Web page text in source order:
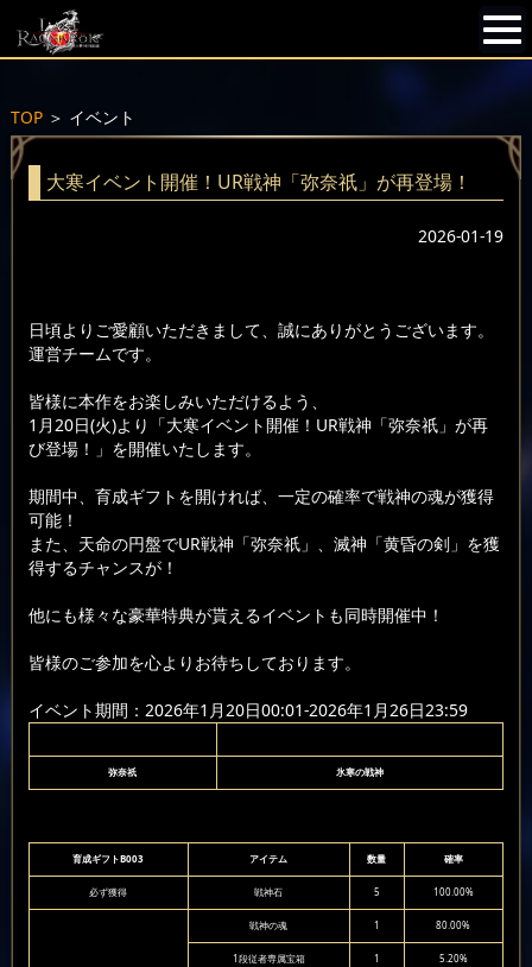
TOP＞ イベント
大寒イベント開催！UR戦神「弥奈祇」が再登場！
2026-01-19
日頃よりご愛顧いただきまして、誠にありがとうございます。
運営チームです。
皆様に本作をお楽しみいただけるよう、
1月20日(火)より「大寒イベント開催！UR戦神「弥奈祇」が再
び登場！」を開催いたします。
期間中、育成ギフトを開ければ、一定の確率で戦神の魂が獲得
可能！
また、天命の円盤でUR戦神「弥奈祇」、滅神「黄昏の剣」を獲
得するチャンスが！
他にも様々な豪華特典が貰えるイベントも同時開催中！
皆様のご参加を心よりお待ちしております。
イベント期間：2026年1月20日00:01-2026年1月26日23:59
弥奈祇 氷寒の戦神
育成ギフトB003 アイテム 数量 確率
必ず獲得 戦神石 5 100.00%
戦神の魂 1 80.00%
1段従者専属宝箱 1 5.20%